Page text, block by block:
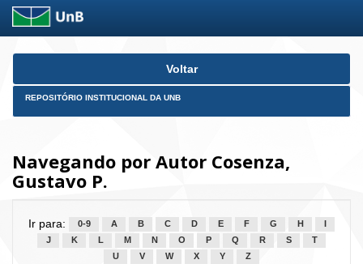
Skip
Voltar
REPOSITÓRIO INSTITUCIONAL DA UNB
Navegando por Autor Cosenza,
Gustavo P.
Ir para: 0-9 A B C D E F G H
J
K L M N O P Q R S
T
U
V W X Y Z